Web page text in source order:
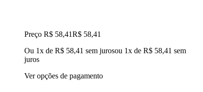
Preço R$ 58,41R$ 58,41
Ou 1x de R$ 58,41 sem jurosou 1x de R$ 58,41 sem
juros
Ver opções de pagamento